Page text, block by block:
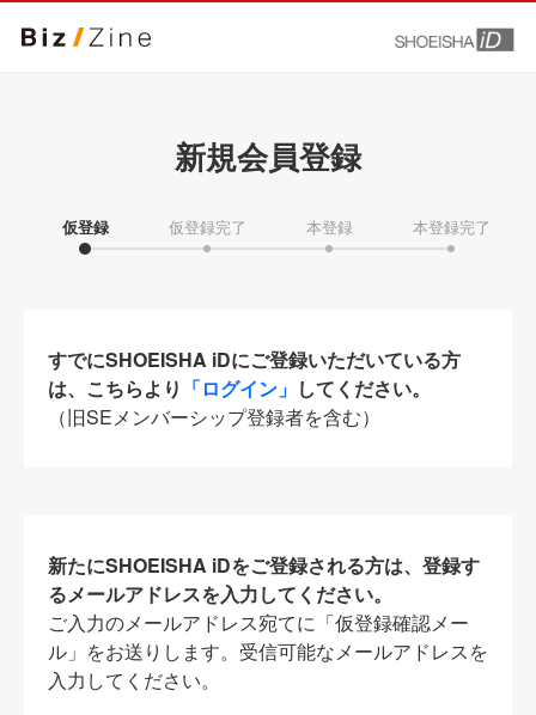
新規会員登録
仮登録 仮登録完了 本登録 本登録完了
すでにSHOEISHA iDにご登録いただいている方
は、こちらより 「ログイン」 してください。
（旧SEメンバーシップ登録者を含む）
新たにSHOEISHA iDをご登録される方は、登録す
るメールアドレスを入力してください。
ご入力のメールアドレス宛てに「仮登録確認メー
ル」をお送りします。受信可能なメールアドレスを
入力してください。